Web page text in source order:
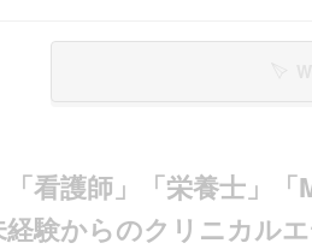
「看護師」「栄養士」
験からのクリニカル